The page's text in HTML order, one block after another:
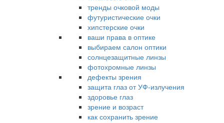
тренды очковой моды
футуристические очки
хипстерские очки
ваши права в оптике
выбираем салон оптики
солнцезащитные линзы
фотохромные линзы
дефекты зрения
защита глаз от УФ-излучения
здоровье глаз
зрение и возраст
как сохранить зрение